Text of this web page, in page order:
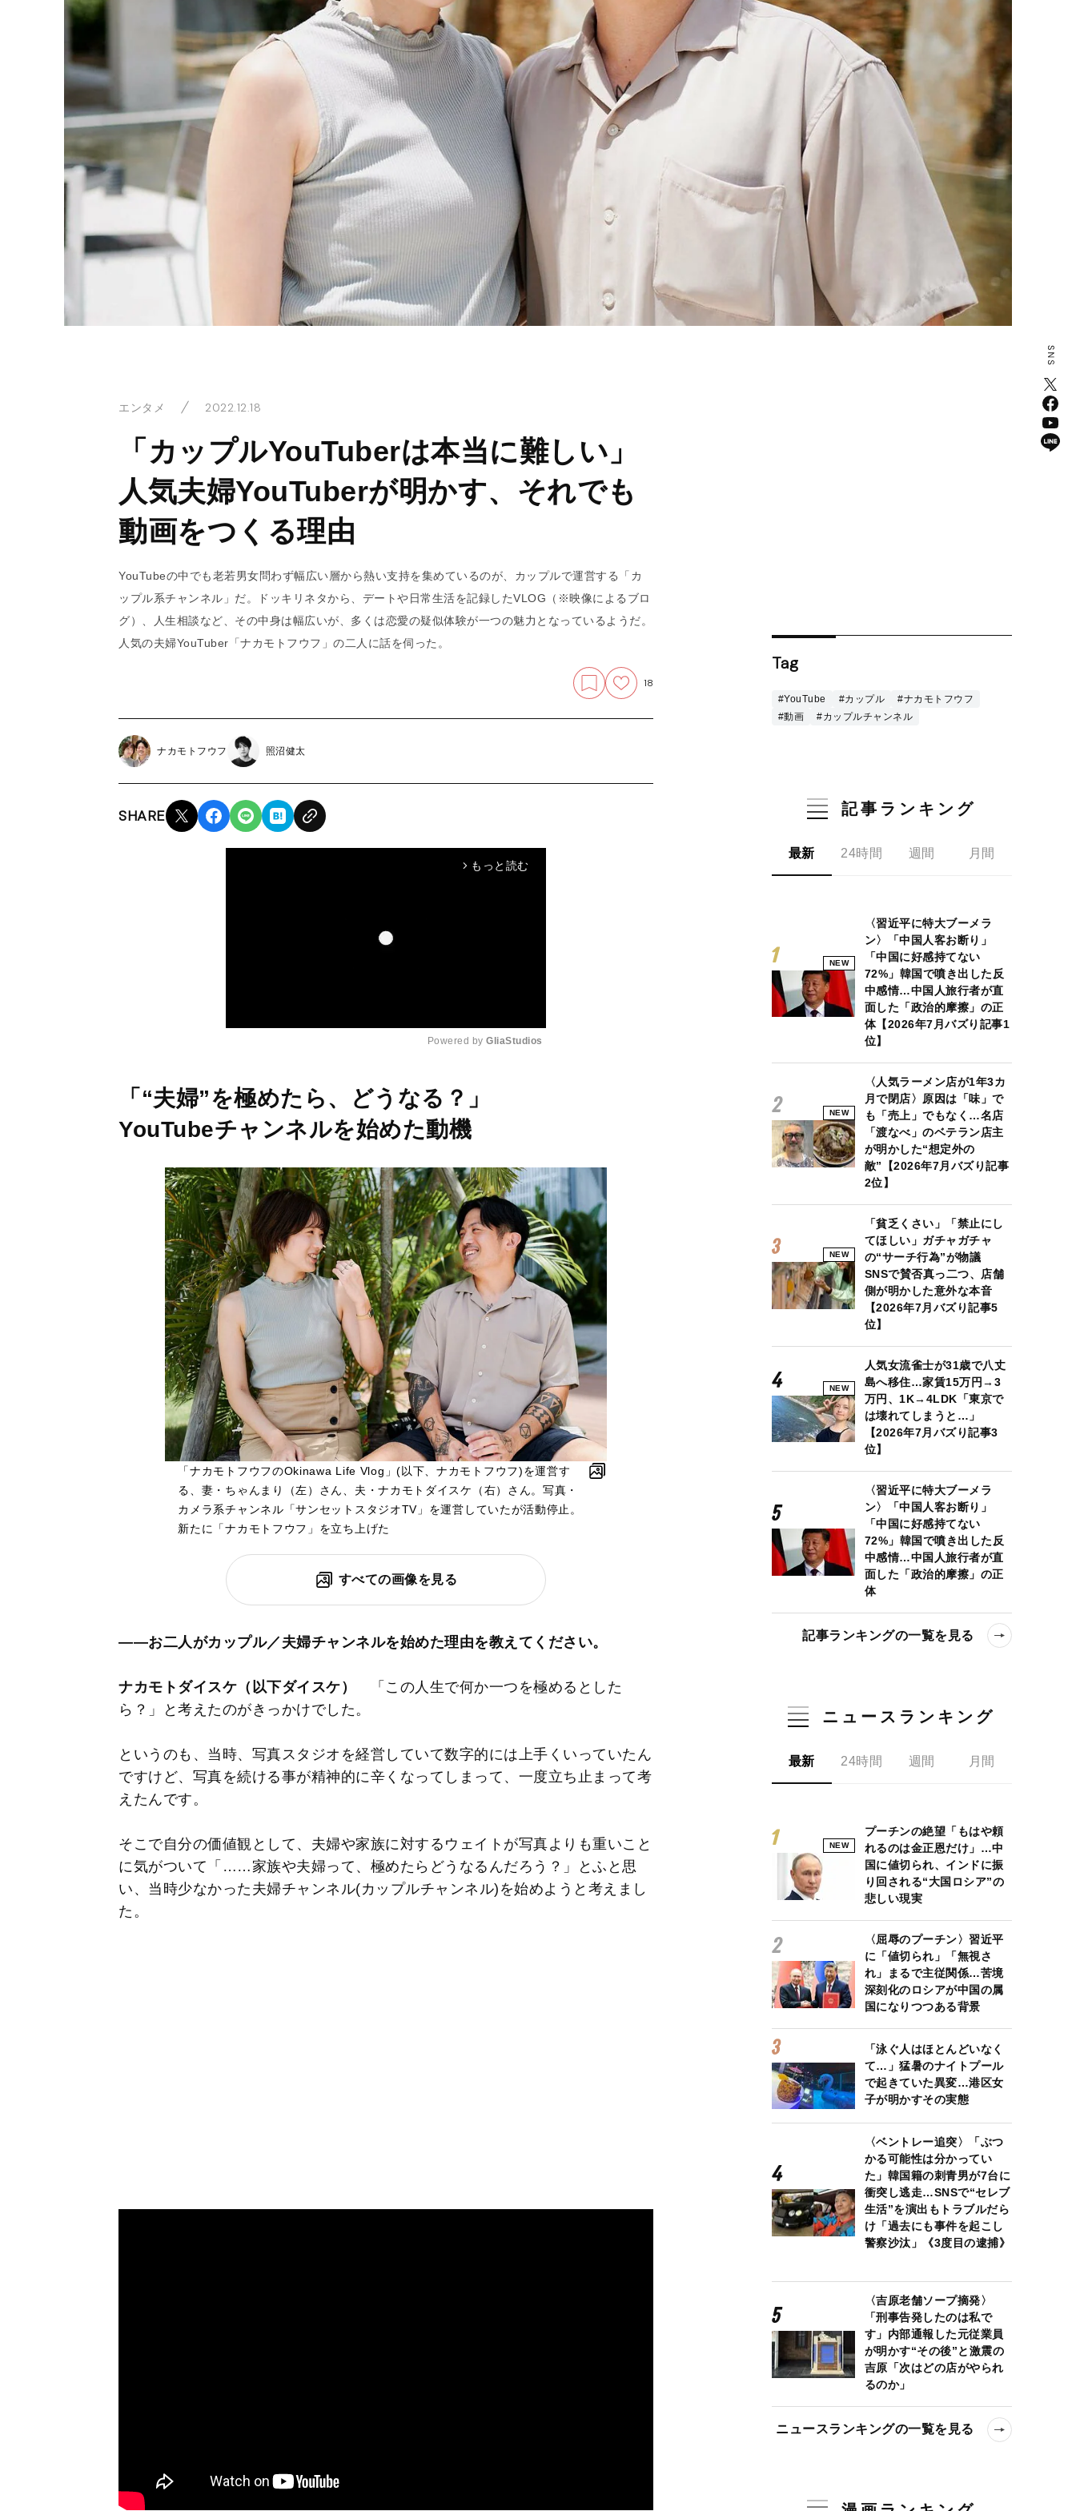
エンタメ 2022.12.18
「カップルYouTuberは本当に難しい」
人気夫婦YouTuberが明かす、それでも
動画をつくる理由
YouTubeの中でも老若男女問わず幅広い層から熱い支持を集めているのが、カップルで運営する「カ
ップル系チャンネル」だ。ドッキリネタから、デートや日常生活を記録したVLOG（※映像によるブロ
グ）、人生相談など、その中身は幅広いが、多くは恋愛の疑似体験が一つの魅力となっているようだ。
人気の夫婦YouTuber「ナカモトフウフ」の二人に話を伺った。
18
ナカモトフウフ 照沼健太
SHARE
arrow_forward_ios もっと読む
Powered by GliaStudios
「“夫婦”を極めたら、どうなる？」
YouTubeチャンネルを始めた動機
「ナカモトフウフのOkinawa Life Vlog」(以下、ナカモトフウフ)を運営す
る、妻・ちゃんまり（左）さん、夫・ナカモトダイスケ（右）さん。写真・
カメラ系チャンネル「サンセットスタジオTV」を運営していたが活動停止。
新たに「ナカモトフウフ」を立ち上げた
すべての画像を見る
――お二人がカップル／夫婦チャンネルを始めた理由を教えてください。
ナカモトダイスケ（以下ダイスケ）
「この人生で何か一つを極めるとした
ら？」と考えたのがきっかけでした。
というのも、当時、写真スタジオを経営していて数字的には上手くいっていたん
ですけど、写真を続ける事が精神的に辛くなってしまって、一度立ち止まって考
えたんです。
そこで自分の価値観として、夫婦や家族に対するウェイトが写真よりも重いこと
に気がついて「……家族や夫婦って、極めたらどうなるんだろう？」とふと思
い、当時少なかった夫婦チャンネル(カップルチャンネル)を始めようと考えまし
た。
Tag
#YouTube #カップル
#ナカモトフウフ
#動画
#カップルチャンネル
記事ランキング
最新 24時間 週間 月間
NEW
〈習近平に特大ブーメラ
ン〉「中国人客お断り」
「中国に好感持てない
72%」韓国で噴き出した反
中感情…中国人旅行者が直
面した「政治的摩擦」の正
体【2026年7月バズり記事1
位】
NEW
〈人気ラーメン店が1年3カ
月で閉店〉原因は「味」で
も「売上」でもなく…名店
「渡なべ」のベテラン店主
が明かした“想定外の
敵”【2026年7月バズり記事
2位】
NEW
「貧乏くさい」「禁止にし
てほしい」ガチャガチャ
の“サーチ行為”が物議
SNSで賛否真っ二つ、店舗
側が明かした意外な本音
【2026年7月バズり記事5
位】
NEW
人気女流雀士が31歳で八丈
島へ移住…家賃15万円→3
万円、1K→4LDK「東京で
は壊れてしまうと…」
【2026年7月バズり記事3
位】
〈習近平に特大ブーメラ
ン〉「中国人客お断り」
「中国に好感持てない
72%」韓国で噴き出した反
中感情…中国人旅行者が直
面した「政治的摩擦」の正
体
記事ランキングの一覧を見る
ニュースランキング
最新 24時間 週間 月間
NEW
プーチンの絶望「もはや頼
れるのは金正恩だけ」…中
国に値切られ、インドに振
り回される“大国ロシア”の
悲しい現実
〈屈辱のプーチン〉習近平
に「値切られ」「無視さ
れ」まるで主従関係…苦境
深刻化のロシアが中国の属
国になりつつある背景
「泳ぐ人はほとんどいなく
て…」猛暑のナイトプール
で起きていた異変…港区女
子が明かすその実態
〈ベントレー追突〉「ぶつ
かる可能性は分かってい
た」韓国籍の刺青男が7台に
衝突し逃走…SNSで“セレブ
生活”を演出もトラブルだら
け「過去にも事件を起こし
警察沙汰」《3度目の逮捕》
〈吉原老舗ソープ摘発〉
「刑事告発したのは私で
す」内部通報した元従業員
が明かす“その後”と激震の
吉原「次はどの店がやられ
るのか」
ニュースランキングの一覧を見る